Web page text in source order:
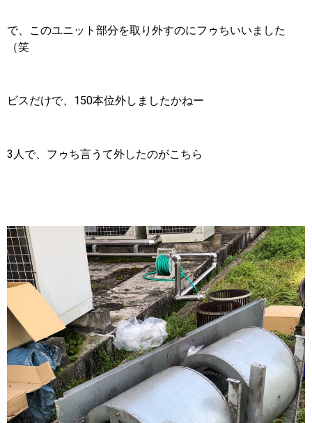
で、このユニット部分を取り外すのにフゥちいいました
（笑
ビスだけで、150本位外しましたかねー
3人で、フゥち言うて外したのがこちら